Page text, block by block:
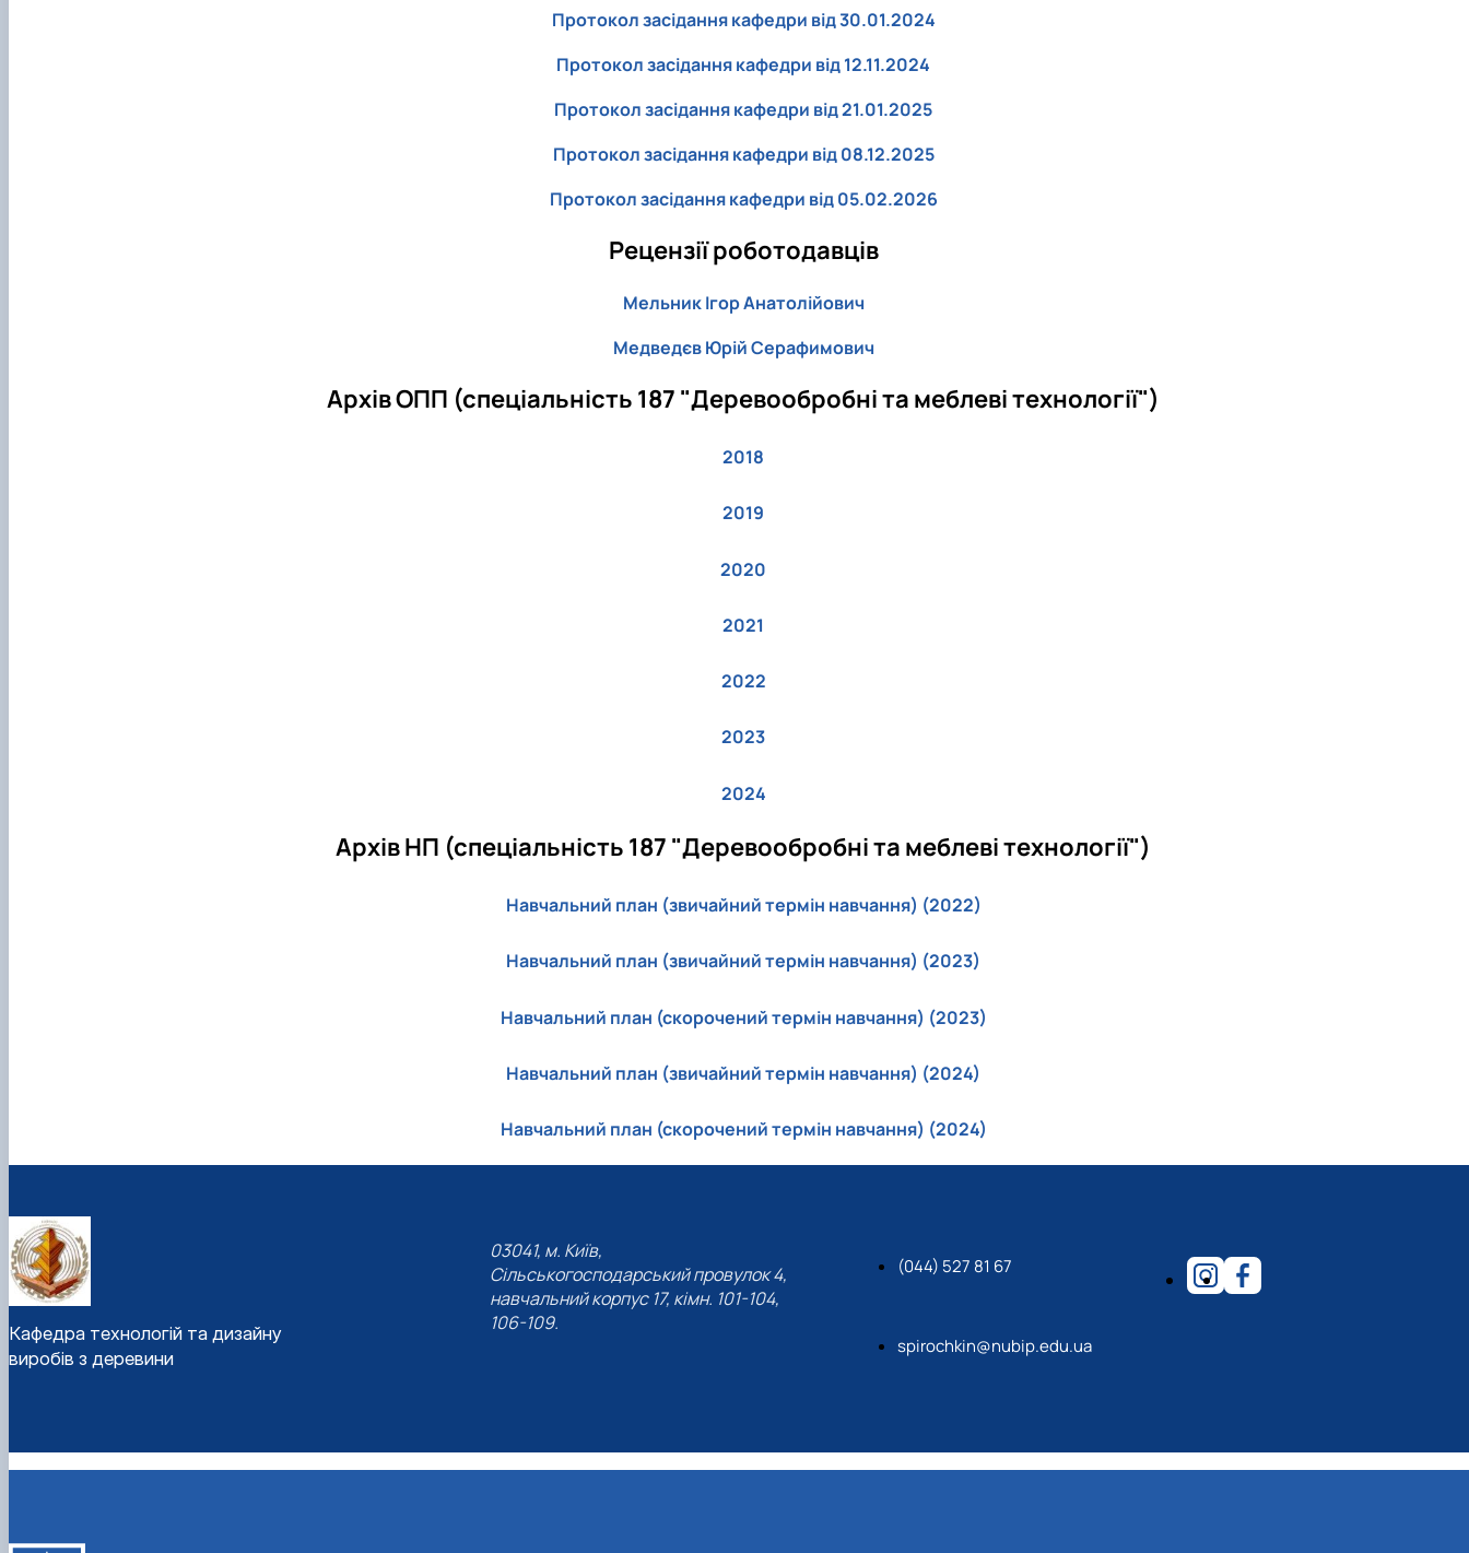
Протокол засідання кафедри від 30.01.2024
Протокол засідання кафедри від 12.11.2024
Протокол засідання кафедри від 21.01.2025
Протокол засідання кафедри від 08.12.2025
Протокол засідання кафедри від 05.02.2026
Рецензії роботодавців
Мельник Ігор Анатолійович
Медведєв Юрій Серафимович
Архів ОПП (спеціальність 187 "Деревообробні та меблеві технології")
2018
2019
2020
2021
2022
2023
2024
Архів НП (спеціальність 187 "Деревообробні та меблеві технології")
Навчальний план (звичайний термін навчання) (2022)
Навчальний план (звичайний термін навчання) (2023)
Навчальний план (скорочений термін навчання) (2023)
Навчальний план (звичайний термін навчання) (2024)
Навчальний план (скорочений термін навчання) (2024)
Кафедра технологій та дизайну
виробів з деревини
03041, м. Київ,
Сільськогосподарський провулок 4,
навчальний корпус 17, кімн. 101-104,
106-109.
(044) 527 81 67
spirochkin@nubip.edu.ua